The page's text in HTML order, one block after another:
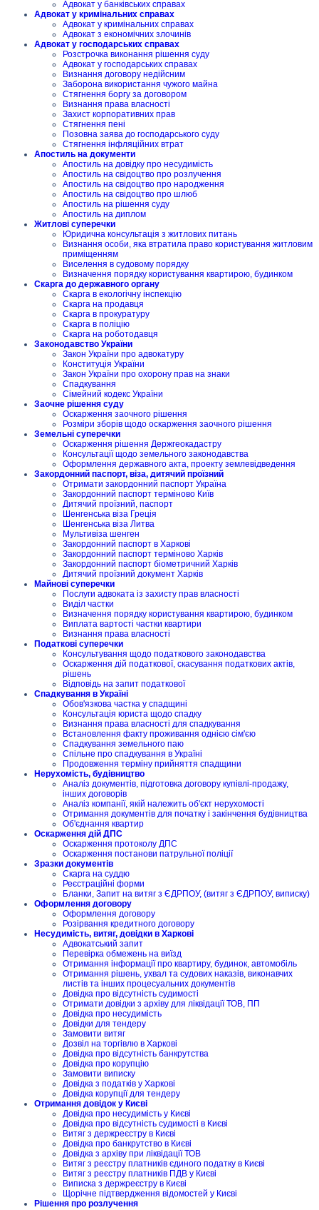
Адвокат у банківських справах
Адвокат у кримінальних справах
Адвокат у кримінальних справах
Адвокат з економічних злочинів
Адвокат у господарських справах
Розстрочка виконання рішення суду
Адвокат у господарських справах
Визнання договору недійсним
Заборона використання чужого майна
Стягнення боргу за договором
Визнання права власності
Захист корпоративних прав
Стягнення пені
Позовна заява до господарського суду
Стягнення інфляційних втрат
Апостиль на документи
Апостиль на довідку про несудимість
Апостиль на свідоцтво про розлучення
Апостиль на свідоцтво про народження
Апостиль на свідоцтво про шлюб
Апостиль на рішення суду
Апостиль на диплом
Житлові суперечки
Юридична консультація з житлових питань
Визнання особи, яка втратила право користування житловим
приміщенням
Виселення в судовому порядку
Визначення порядку користування квартирою, будинком
Скарга до державного органу
Скарга в екологічну інспекцію
Скарга на продавця
Скарга в прокуратуру
Скарга в поліцію
Скарга на роботодавця
Законодавство України
Закон України про адвокатуру
Конституція України
Закон України про охорону прав на знаки
Спадкування
Сімейний кодекс України
Заочне рішення суду
Оскарження заочного рішення
Розміри зборів щодо оскарження заочного рішення
Земельні суперечки
Оскарження рішення Держгеокадастру
Консультації щодо земельного законодавства
Оформлення державного акта, проекту землевідведення
Закордонний паспорт, віза, дитячий проїзний
Отримати закордонний паспорт Україна
Закордонний паспорт терміново Київ
Дитячий проїзний, паспорт
Шенгенська віза Греція
Шенгенська віза Литва
Мультивіза шенген
Закордонний паспорт в Харкові
Закордонний паспорт терміново Харків
Закордонний паспорт біометричний Харків
Дитячий проїзний документ Харків
Майнові суперечки
Послуги адвоката із захисту прав власності
Виділ частки
Визначення порядку користування квартирою, будинком
Виплата вартості частки квартири
Визнання права власності
Податкові суперечки
Консультування щодо податкового законодавства
Оскарження дій податкової, скасування податкових актів,
рішень
Відповідь на запит податкової
Спадкування в Україні
Обов'язкова частка у спадщині
Консультація юриста щодо спадку
Визнання права власності для спадкування
Встановлення факту проживання однією сім'єю
Спадкування земельного паю
Спільне про спадкування в Україні
Продовження терміну прийняття спадщини
Нерухомість, будівництво
Аналіз документів, підготовка договору купівлі-продажу,
інших договорів
Аналіз компанії, якій належить об'єкт нерухомості
Отримання документів для початку і закінчення будівництва
Об'єднання квартир
Оскарження дій ДПС
Оскарження протоколу ДПС
Оскарження постанови патрульної поліції
Зразки документів
Скарга на суддю
Реєстраційні форми
Бланки, Запит на витяг з ЄДРПОУ, (витяг з ЄДРПОУ, виписку)
Оформлення договору
Оформлення договору
Розірвання кредитного договору
Несудимість, витяг, довідки в Харкові
Адвокатський запит
Перевірка обмежень на виїзд
Отримання інформації про квартиру, будинок, автомобіль
Отримання рішень, ухвал та судових наказів, виконавчих
листів та інших процесуальних документів
Довідка про відсутність судимості
Отримати довідки з архіву для ліквідації ТОВ, ПП
Довідка про несудимість
Довідки для тендеру
Замовити витяг
Дозвіл на торгівлю в Харкові
Довідка про відсутність банкрутства
Довідка про корупцію
Замовити виписку
Довідка з податків у Харкові
Довідка корупції для тендеру
Отримання довідок у Києві
Довідка про несудимість у Києві
Довідка про відсутність судимості в Києві
Витяг з держреєстру в Києві
Довідка про банкрутство в Києві
Довідка з архіву при ліквідації ТОВ
Витяг з реєстру платників єдиного податку в Києві
Витяг з реєстру платників ПДВ у Києві
Виписка з держреєстру в Києві
Щорічне підтвердження відомостей у Києві
Рішення про розлучення